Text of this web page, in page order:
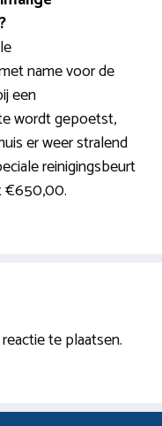
name voor de
een
wordt gepoetst,
er weer stralend
reinigingsbeurt
€650,00.
te plaatsen.